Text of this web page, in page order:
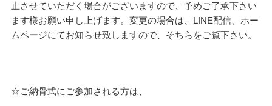
止させていただく場合がございますので、予めご了承下さい
ます様お願い申し上げます。変更の場合は、LINE配信、ホー
ムページにてお知らせ致しますので、そちらをご覧下さい。
☆ご納骨式にご参加される方は、